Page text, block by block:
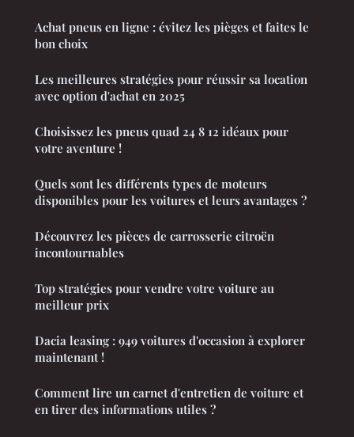
Achat pneus en ligne : évitez les pièges et faites le
bon choix
Les meilleures stratégies pour réussir sa location
avec option d'achat en 2025
Choisissez les pneus quad 24 8 12 idéaux pour
votre aventure !
Quels sont les différents types de moteurs
disponibles pour les voitures et leurs avantages ?
Découvrez les pièces de carrosserie citroën
incontournables
Top stratégies pour vendre votre voiture au
meilleur prix
Dacia leasing : 949 voitures d'occasion à explorer
maintenant !
Comment lire un carnet d'entretien de voiture et
en tirer des informations utiles ?